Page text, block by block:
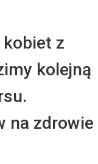
z
kolejną
na zdrowie